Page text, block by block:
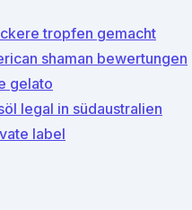
tropfen gemacht
shaman bewertungen
gelato
legal in südaustralien
label